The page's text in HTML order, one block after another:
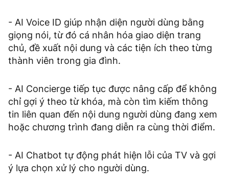
- AI Voice ID giúp nhận diện người dùng bằng
giọng nói, từ đó cá nhân hóa giao diện trang
chủ, đề xuất nội dung và các tiện ích theo từng
thành viên trong gia đình.
- AI Concierge tiếp tục được nâng cấp để không
chỉ gợi ý theo từ khóa, mà còn tìm kiếm thông
tin liên quan đến nội dung người dùng đang xem
hoặc chương trình đang diễn ra cùng thời điểm.
- AI Chatbot tự động phát hiện lỗi của TV và gợi
ý lựa chọn xử lý cho người dùng.